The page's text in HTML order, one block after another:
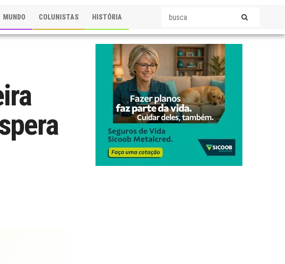
MUNDO COLUNISTAS HISTÓRIA